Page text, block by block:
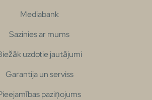
Mediabank
Sazinies ar mums
uzdotie jautājumi
Garantija un serviss
paziņojums